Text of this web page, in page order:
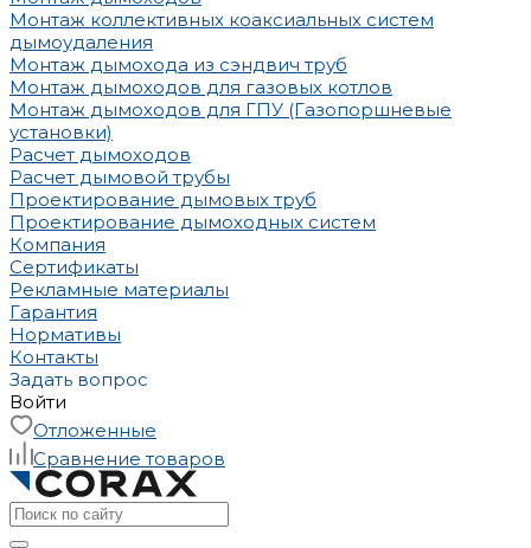
Монтаж коллективных коаксиальных систем
дымоудаления
Монтаж дымохода из сэндвич труб
Монтаж дымоходов для газовых котлов
Монтаж дымоходов для ГПУ (Газопоршневые
установки)
Расчет дымоходов
Расчет дымовой трубы
Проектирование дымовых труб
Проектирование дымоходных систем
Компания
Сертификаты
Рекламные материалы
Гарантия
Нормативы
Контакты
Задать вопрос
Войти
Отложенные
Сравнение товаров